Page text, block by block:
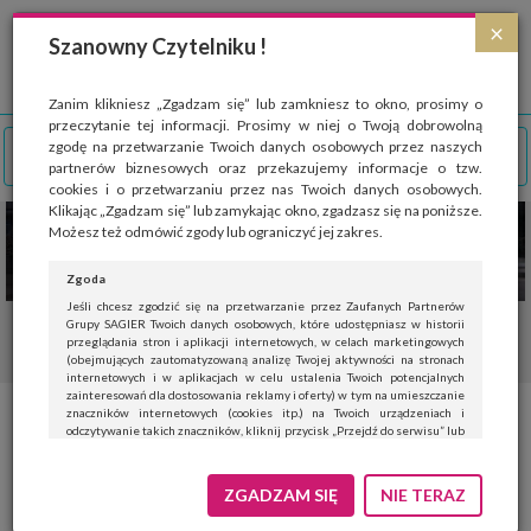
×
Szanowny Czytelniku !
Zanim klikniesz „Zgadzam się” lub zamkniesz to okno, prosimy o
przeczytanie tej informacji. Prosimy w niej o Twoją dobrowolną
zgodę na przetwarzanie Twoich danych osobowych przez naszych
partnerów biznesowych oraz przekazujemy informacje o tzw.
cookies i o przetwarzaniu przez nas Twoich danych osobowych.
Klikając „Zgadzam się” lub zamykając okno, zgadzasz się na poniższe.
Możesz też odmówić zgody lub ograniczyć jej zakres.
Zgoda
Jeśli chcesz zgodzić się na przetwarzanie przez Zaufanych Partnerów
Grupy SAGIER Twoich danych osobowych, które udostępniasz w historii
przeglądania stron i aplikacji internetowych, w celach marketingowych
(obejmujących zautomatyzowaną analizę Twojej aktywności na stronach
internetowych i w aplikacjach w celu ustalenia Twoich potencjalnych
zainteresowań dla dostosowania reklamy i oferty) w tym na umieszczanie
znaczników internetowych (cookies itp.) na Twoich urządzeniach i
odczytywanie takich znaczników, kliknij przycisk „Przejdź do serwisu” lub
Jeśli nie chcesz wyrazić zgody, kliknij „Nie teraz”.
Wyrażenie zgody jest dobrowolne. Możesz edytować zakres zgody, w tym
ZGADZAM SIĘ NIE TERAZ
Strona wykorzystuje pliki cookies, które służą głównie do celów statystycznych.
Wyrażając zgodę na używanie 'cookies', zezwalasz na zapisanie ich w pamięci
przeglądarki. Przejdź do
polityki cookies
Życie z nową elektryczną Kia